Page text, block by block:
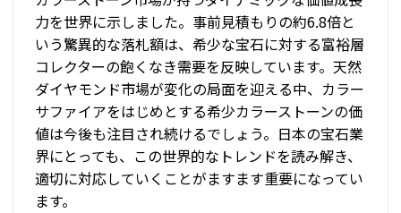
力を世界に示しました。事前見積もりの約6.8倍と
いう驚異的な落札額は、希少な宝石に対する富裕層
コレクターの飽くなき需要を反映しています。天然
ダイヤモンド市場が変化の局面を迎える中、カラー
サファイアをはじめとする希少カラーストーンの価
値は今後も注目され続けるでしょう。日本の宝石業
界にとっても、この世界的なトレンドを読み解き、
適切に対応していくことがますます重要になってい
ます。